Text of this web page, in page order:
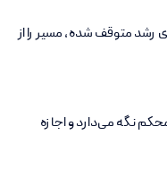
رشد متوقف شده، مسیر را از
نگه می‌دارد و اجازه